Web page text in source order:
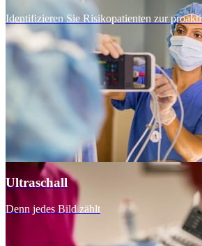
Identifizieren Sie Risikopatienten zur
Ultraschall
Denn jedes Bild zählt